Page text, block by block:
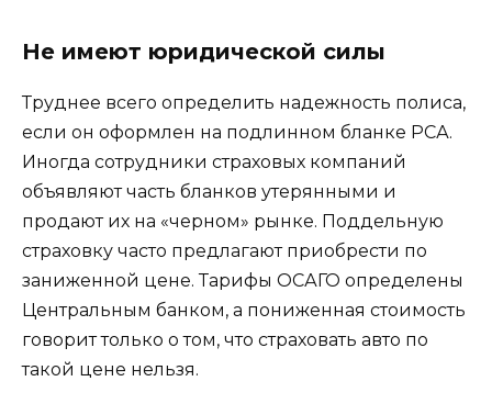
Не имеют юридической силы
Труднее всего определить надежность полиса,
если он оформлен на подлинном бланке РСА.
Иногда сотрудники страховых компаний
объявляют часть бланков утерянными и
продают их на «черном» рынке. Поддельную
страховку часто предлагают приобрести по
заниженной цене. Тарифы ОСАГО определены
Центральным банком, а пониженная стоимость
говорит только о том, что страховать авто по
такой цене нельзя.